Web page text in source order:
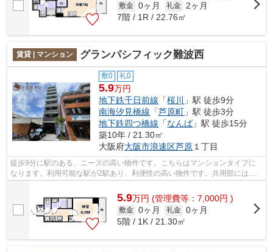
敷金 0ヶ月 礼金 2ヶ月
7階 / 1R / 22.76㎡
賃貸 | マンション グランパシフィック難波西
敷0 礼0
5.9万円
地下鉄千日前線 「桜川
」駅 徒歩9分
南海汐見橋線 「芦原町 」駅 徒歩3分
地下鉄四つ橋線 「なんば」駅 徒歩15分
築10年 / 21.30㎡
大阪府大阪市浪速区芦原 １丁目
徒歩9分に駅のある、ニーズの高い物件です。こちらはマンションタイプに
なります。利用可能な駅が2駅あり、利便性の高い物件です。共用部にはエ
レベータ・敷地内ごみ置き場など様々な...
5.9万円 (管理費等：7,000円 )
敷金 0ヶ月 礼金 0ヶ月
5階 / 1K / 21.30㎡